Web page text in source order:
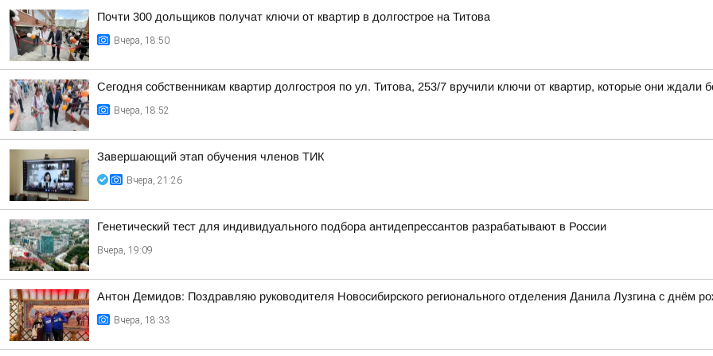
Почти 300 дольщиков получат ключи от квартир в долгострое на Титова
Вчера, 18:50
Сегодня собственникам квартир долгостроя по ул. Титова, 253/7 вручили ключи от квартир, которые они ждали
Вчера, 18:52
Завершающий этап обучения членов ТИК
Вчера, 21:26
Генетический тест для индивидуального подбора антидепрессантов разрабатывают в России
Вчера, 19:09
Антон Демидов: Поздравляю руководителя Новосибирского регионального отделения Данила Лузгина с днём
Вчера, 18:33